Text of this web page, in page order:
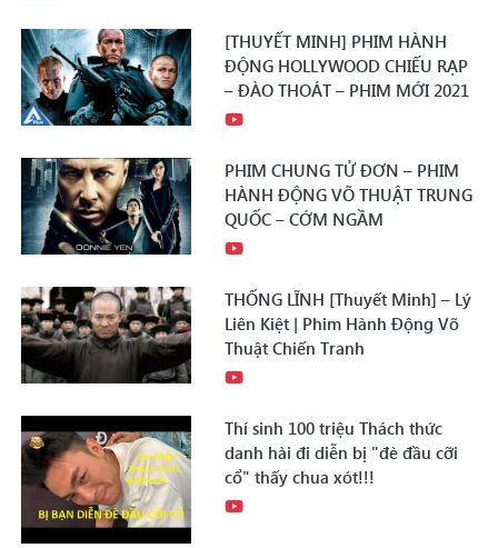
[THUYẾT MINH] PHIM HÀNH
ĐỘNG HOLLYWOOD CHIẾU RẠP
– ĐÀO THOÁT – PHIM MỚI 2021
PHIM CHUNG TỬ ĐƠN – PHIM
HÀNH ĐỘNG VÕ THUẬT TRUNG
QUỐC – CỚM NGẦM
THỐNG LĨNH [Thuyết Minh] – Lý
Liên Kiệt | Phim Hành Động Võ
Thuật Chiến Tranh
Thí sinh 100 triệu Thách thức
danh hài đi diễn bị "đè đầu cỡi
cổ" thấy chua xót!!!